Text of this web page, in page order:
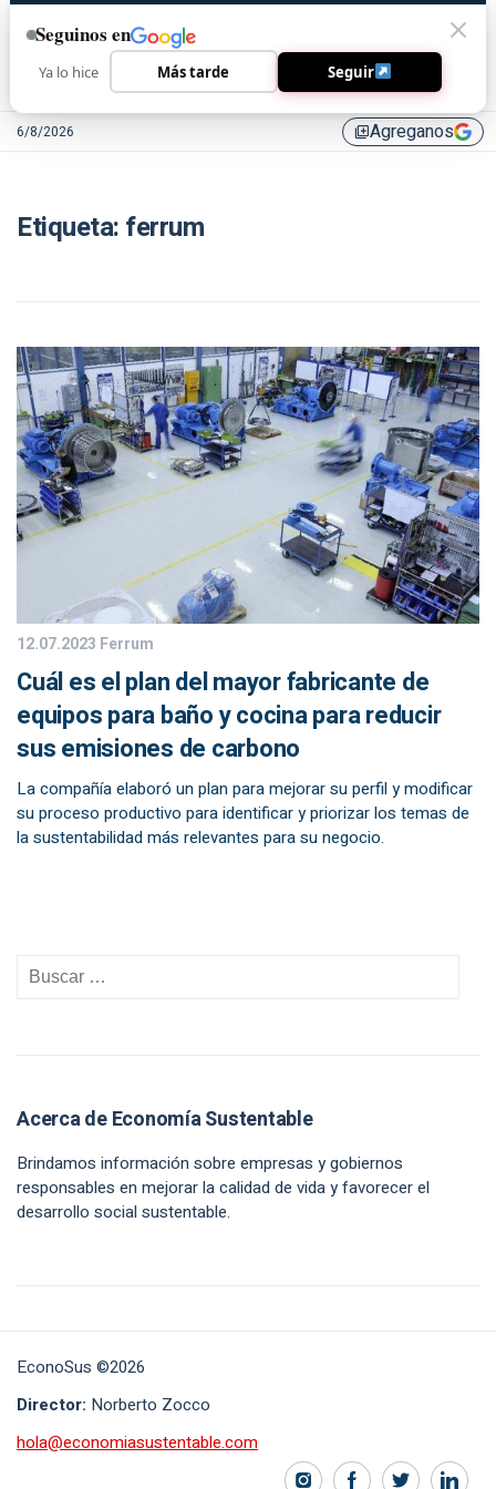
6/8/2026 library_addAgreganos
Etiqueta: ferrum
12.07.2023 Ferrum
Cuál es el plan del mayor fabricante de
equipos para baño y cocina para reducir
sus emisiones de carbono
La compañía elaboró un plan para mejorar su perfil y modificar
su proceso productivo para identificar y priorizar los temas de
la sustentabilidad más relevantes para su negocio.
Acerca de Economía Sustentable
Brindamos información sobre empresas y gobiernos
responsables en mejorar la calidad de vida y favorecer el
desarrollo social sustentable.
EconoSus ©2026
Director: Norberto Zocco
hola@economiasustentable.com
Seguinos en
Ya lo hice Más tarde Seguir